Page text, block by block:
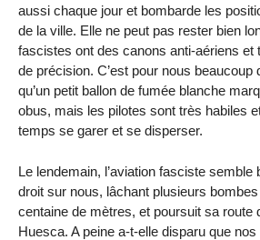
aussi chaque jour et bombarde les
de la ville. Elle ne peut pas rester bien
fascistes ont des canons anti-aériens et
de précision. C’est pour nous beaucoup
qu’un petit ballon de fumée blanche
obus, mais les pilotes sont très habiles
temps se garer et se disperser.
Le lendemain, l’aviation fasciste semble
droit sur nous, lâchant plusieurs
centaine de mètres, et poursuit sa route
Huesca. A peine a-t-elle disparu que